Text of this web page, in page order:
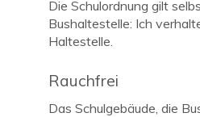
Die Schulordnung gilt
Bushaltestelle: Ich
Haltestelle.
Rauchfrei
Das Schulgebäude, die